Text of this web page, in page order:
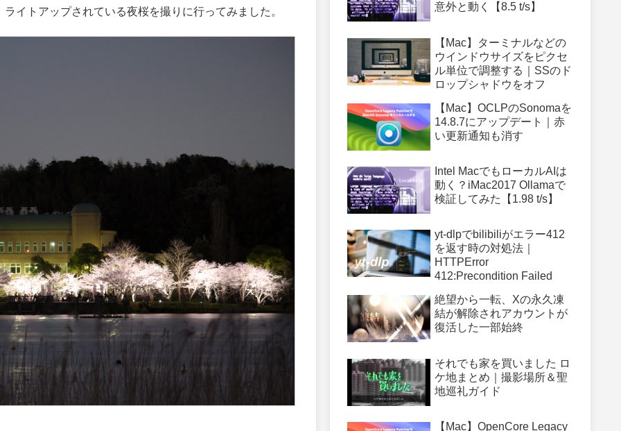
イトアップされている夜桜を撮りに行ってみました。
意外と動く【8.5 t/s】
【Mac】ターミナルなどの
ウインドウサイズをピクセ
ル単位で調整する｜SSのド
ロップシャドウをオフ
【Mac】OCLPのSonomaを
14.8.7にアップデート｜赤
い更新通知も消す
Intel MacでもローカルAIは
動く？iMac2017 Ollamaで
検証してみた【1.98 t/s】
yt-dlpでbilibiliがエラー412
を返す時の対処法｜
HTTPError
412:Precondition Failed
絶望から一転、Xの永久凍
結が解除されアカウントが
復活した一部始終
それでも家を買いました ロ
ケ地まとめ｜撮影場所＆聖
地巡礼ガイド
【Mac】OpenCore Legacy